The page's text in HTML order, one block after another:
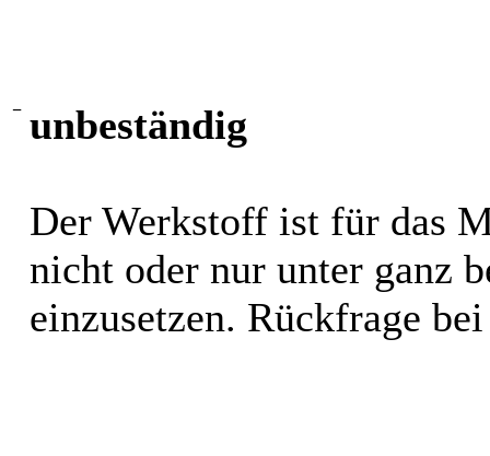
− unbeständig
Der Werkstoff ist für das
nicht oder nur unter ganz
einzusetzen. Rückfrage